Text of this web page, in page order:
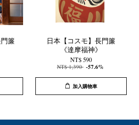
簾
日本【コスモ】長門簾
《達摩福神》
NT$ 590
NT$ 1,390 -57.6%
加入購物車